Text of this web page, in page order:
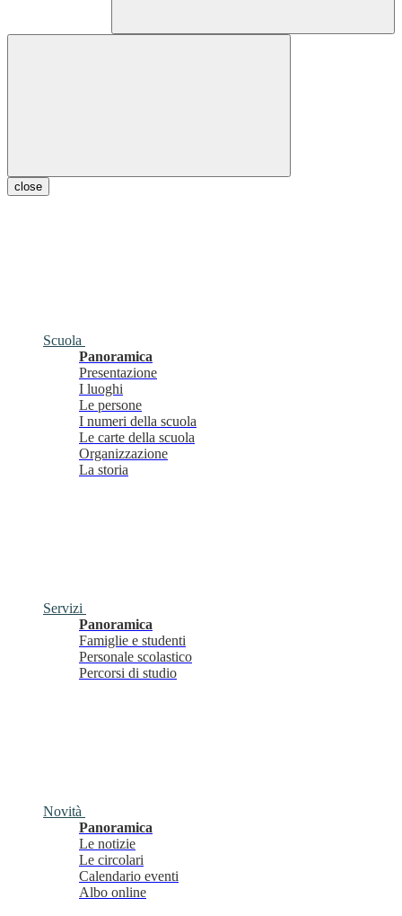
close
Scuola
Panoramica
Presentazione
I luoghi
Le persone
I numeri della scuola
Le carte della scuola
Organizzazione
La storia
Servizi
Panoramica
Famiglie e studenti
Personale scolastico
Percorsi di studio
Novità
Panoramica
Le notizie
Le circolari
Calendario eventi
Albo online